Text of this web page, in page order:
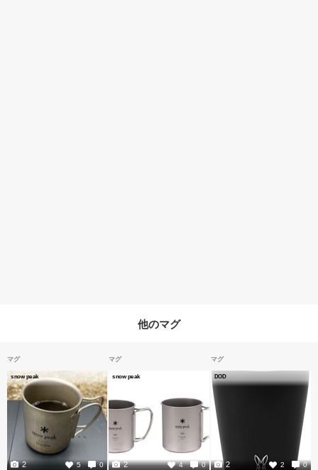
他のマグ
マグ
snow peak
5 0
2
マグ
snow peak
4 0
2
マグ
DOD
2 0
2